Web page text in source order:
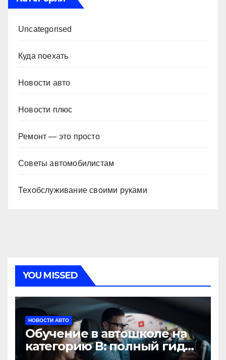
Uncategorised
Куда поехать
Новости авто
Новости плюс
Ремонт — это просто
Советы автомобилистам
Техобслуживание своими руками
YOU MISSED
НОВОСТИ АВТО
Обучение в автошколе на
категорию В: полный гид